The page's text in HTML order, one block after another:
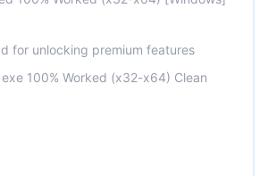
for unlocking premium features
100% Worked (x32-x64) Clean